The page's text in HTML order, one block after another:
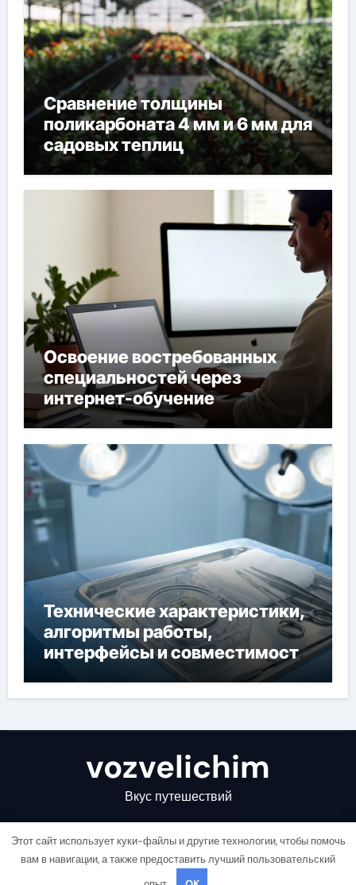
Сравнение толщины
поликарбоната 4 мм и 6 мм для
садовых теплиц
Освоение востребованных
специальностей через
интернет-обучение
Технические характеристики,
алгоритмы работы,
интерфейсы и совместимость
двухкамерного ЭКС Apollo DR
vozvelichim
Вкус путешествий
Этот сайт использует куки-файлы и другие технологии, чтобы помочь
вам в навигации, а также предоставить лучший пользовательский